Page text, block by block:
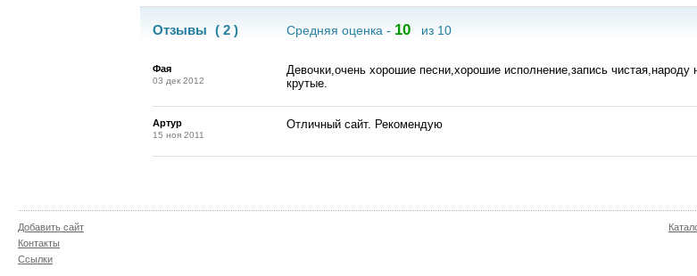
Отзывы ( 2 ) Средняя оценка - 10 из 10
Фая
03 дек 2012
Девочки,очень хорошие песни,хорошие исполнение,запись чистая,народу
крутые.
Артур
15 ноя 2011
Отличный сайт. Рекомендую
Добавить сайт
Контакты
Ссылки